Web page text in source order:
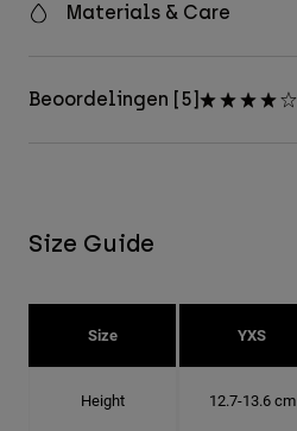
Materials & Care
Beoordelingen [5]
Size Guide
Size YXS
Height 12.7-13.6 cm